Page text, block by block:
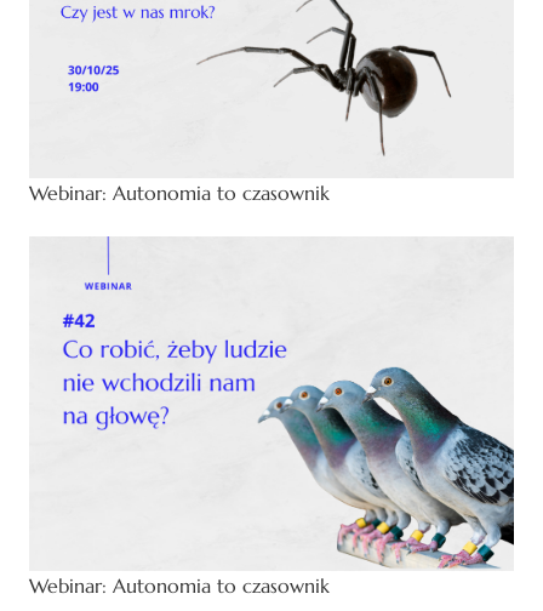
Webinar: Autonomia to czasownik
Webinar: Autonomia to czasownik